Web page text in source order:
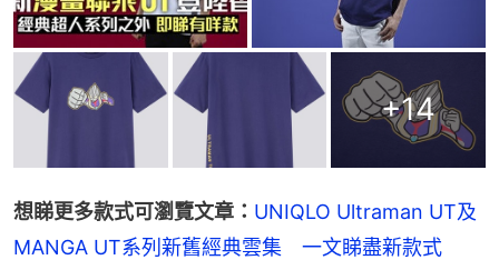
+14
想睇更多款式可瀏覽文章： UNIQLO Ultraman UT及
MANGA UT系列新舊經典雲集　一文睇盡新款式